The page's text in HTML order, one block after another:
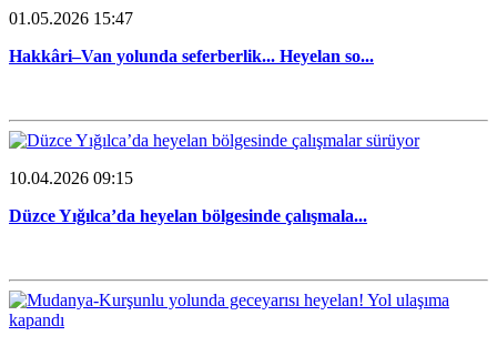
01.05.2026 15:47
Hakkâri–Van yolunda seferberlik... Heyelan so...
10.04.2026 09:15
Düzce Yığılca’da heyelan bölgesinde çalışmala...